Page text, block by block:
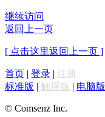
继续访问
返回上一页
[ 点击这里返回上一页 ]
首页 | 登录 | 注册
标准版 | 触屏版 | 电脑版
© Comsenz Inc.